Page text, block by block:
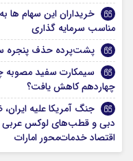
خریداران این سهام ها
مناسب سرمایه گذاری
پشت‌پرده حذف پنجره
سیمکارت سفید مصوبه
چهاردهم کاهش یافت؟
جنگ آمریکا علیه
دبی و قطب‌های لوکس عربی
اقتصاد خدمات‌محور امارات